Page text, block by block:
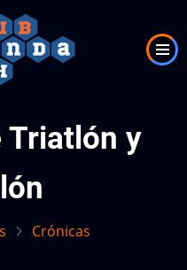
Triatlón y
Crónicas